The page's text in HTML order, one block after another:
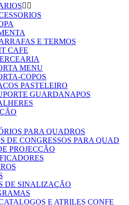
 
E TERMOS
CAFE
MENU
COPOS
PASTELEIRO
GUARDANAPOS
PARA QUADROS
DE CONGRESSOS PARA QUAD
PROJECÇÃO
DE SINALIZAÇÃO
E ATRILES CONFE